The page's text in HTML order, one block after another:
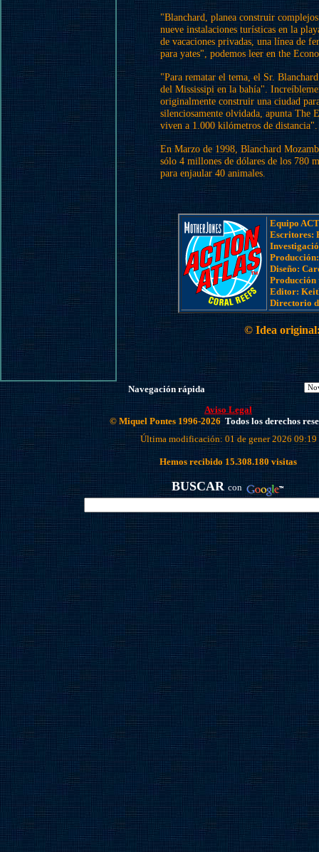
"Blanchard, planea construir
nueve instalaciones turísticas en la
de vacaciones privadas, una línea de
para yates", podemos leer en the
"Para rematar el tema, el Sr.
del Mississipi en la bahía".
originalmente construir una ciudad
silenciosamente olvidada, apunta The
viven a 1.000 kilómetros de distancia".
En Marzo de 1998, Blanchard
sólo 4 millones de dólares de los 780
para enjaular 40 animales.
Equipo
Escritores:
Diseño:
Producción
Editor:
Directorio
© Idea
Navegación rápida
Aviso Legal
© Miquel Pontes 1996-2026 Todos los derechos
Última modificación: 01 de gener 2026 09:19
Hemos recibido 15.308.180 visitas
BUSCAR con